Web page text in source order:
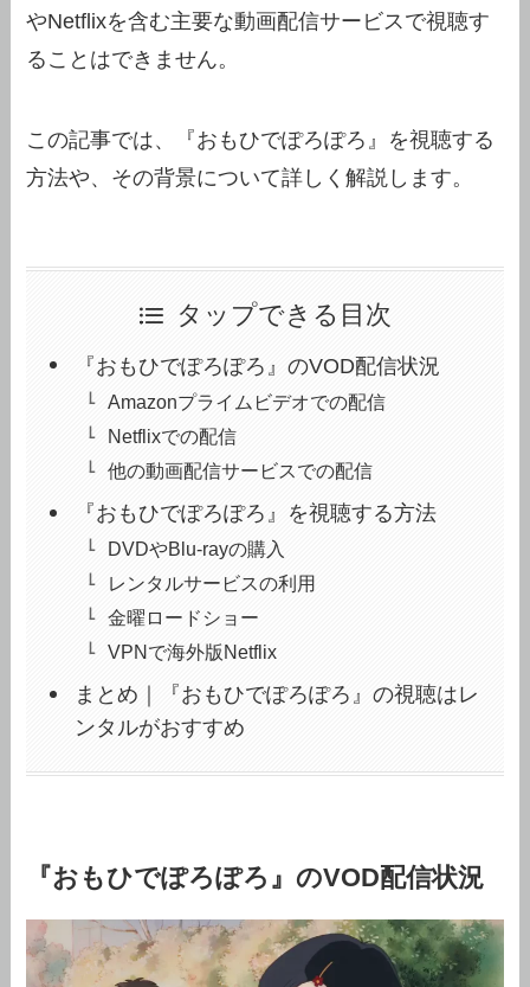
やNetflixを含む主要な動画配信サービスで視聴す
ることはできません。
この記事では、『おもひでぽろぽろ』を視聴する
方法や、その背景について詳しく解説します。
タップできる目次
『おもひでぽろぽろ』のVOD配信状況
Amazonプライムビデオでの配信
Netflixでの配信
他の動画配信サービスでの配信
『おもひでぽろぽろ』を視聴する方法
DVDやBlu-rayの購入
レンタルサービスの利用
金曜ロードショー
VPNで海外版Netflix
まとめ｜『おもひでぽろぽろ』の視聴はレ
ンタルがおすすめ
『おもひでぽろぽろ』のVOD配信状況